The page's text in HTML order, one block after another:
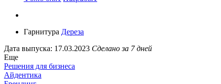
Гарнитура Дереза
Дата выпуска: 17.03.2023 Сделано за 7 дней
Еще
Решения для бизнеса
Айдентика